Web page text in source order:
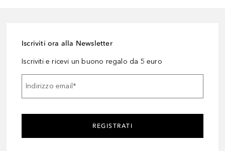
Iscriviti ora alla Newsletter
Iscriviti e ricevi un buono regalo da 5 euro
Indirizzo email *
REGISTRATI